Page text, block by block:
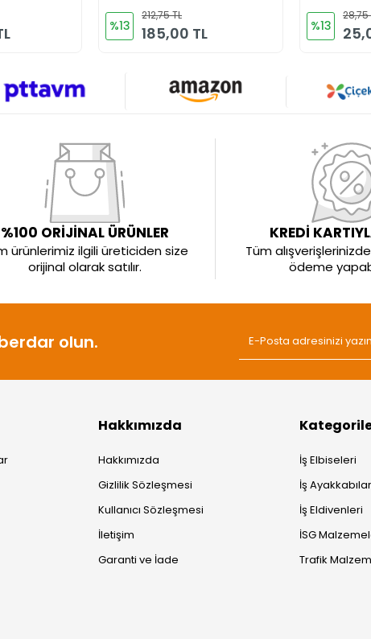
%13
212,75 TL
185,00 TL %13
28,75
%100 ORİJİNAL ÜRÜNLER
ürünlerimiz ilgili üreticiden size
orijinal olarak satılır.
KREDİ
Tüm
ödeme
olun.
Hakkımızda
Hakkımızda
Gizlilik Sözleşmesi
Kullanıcı Sözleşmesi
İletişim
Garanti ve İade
İş Elbiseleri
İş
İş Eldivenleri
İSG
Trafik